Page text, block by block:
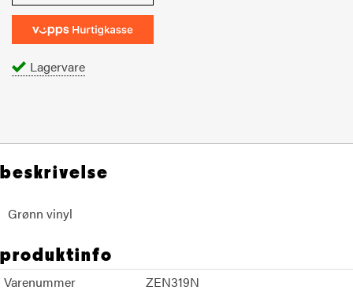
Lagervare
beskrivelse
Grønn vinyl
produktinfo
Varenummer
ZEN319N